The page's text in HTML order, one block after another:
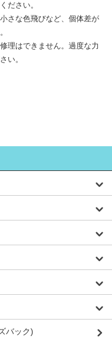
ださい。
さな色飛びなど、個体差が
理はできません。過度な力
い。
バック)